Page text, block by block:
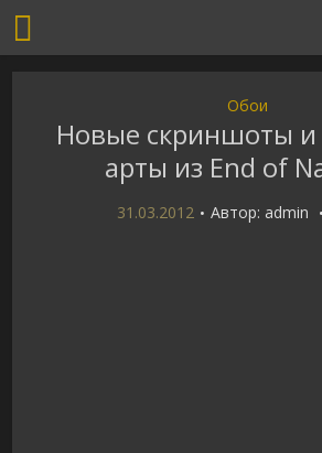
Обои
Новые скриншоты и
арты из End of
31.03.2012 Автор: admin